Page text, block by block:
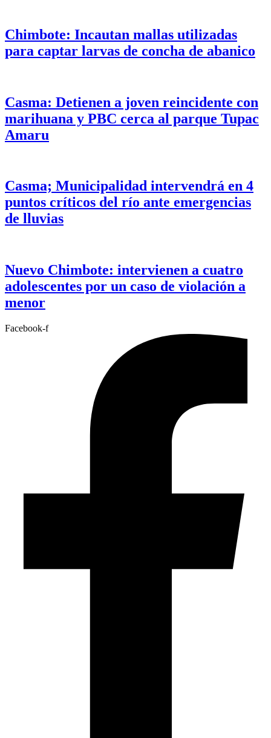
Chimbote: Incautan mallas utilizadas
para captar larvas de concha de abanico
Casma: Detienen a joven reincidente con
marihuana y PBC cerca al parque Tupac
Amaru
Casma; Municipalidad intervendrá en 4
puntos críticos del río ante emergencias
de lluvias
Nuevo Chimbote: intervienen a cuatro
adolescentes por un caso de violación a
menor
Facebook-f